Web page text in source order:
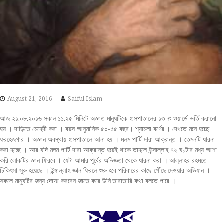
August 21, 2016 Saiful Islam
আজ ২১.০৮.২০১৬ সকাল ১১.২৫ মিনিটে অজ্ঞাত মানুষটিকে হাসপাতালের ১৩ নং ওয়ার্ডে ভর্তি করানো
হয় । দাড়িতে মেহেদী করা । বয়স আনুমানিক ৫০-৫৫ বছর। শ্যামলা বর্ণের । দেখতে মনে হচ্ছে
ফরহেজগার । অজ্ঞান অবস্থায় হাসপাতালে আনা হয় । মলম পার্টি দারা আক্রান্ত । তেমনটি ধারনা
করা হচ্ছে । আর যদি মলম পার্টি দারা আক্রান্ত হয়েই থাকে তাহলে ইন্সাল্লাহ ৭২ ঘণ্টার মধ্য আশা
করি লোকটির জ্ঞান ফিরবে । যেটা আমার পূর্বের অভিজ্ঞতা থেকে ধারনা করা । আল্লাহর রহমতে
চিকিৎসা সুরু হয়েছে । ইন্সাল্লাহ জ্ঞান ফিরলে শুরু হবে পরিবারের কাছে পৌঁছে দেওয়ার অভিযান ।
সকলে মানুষটির জন্য দোআ করবেন জাতে করে উনি তারাতারি কথা বলতে পারে ।